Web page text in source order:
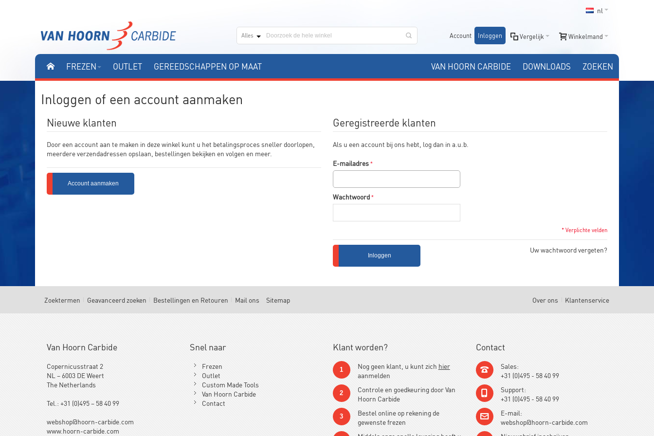
nl
Alles Winkelmand
Vergelijk
Account Inloggen
FREZEN OUTLET GEREEDSCHAPPEN OP MAAT ZOEKEN
DOWNLOADS
VAN HOORN CARBIDE
Inloggen of een account aanmaken
Nieuwe klanten
Door een account aan te maken in deze winkel kunt u het betalingsproces sneller doorlopen,
meerdere verzendadressen opslaan, bestellingen bekijken en volgen en meer.
Account aanmaken
Geregistreerde klanten
Als u een account bij ons hebt, log dan in a.u.b.
E-mailadres
Wachtwoord
* Verplichte velden
Uw wachtwoord vergeten?
Inloggen
Zoektermen Geavanceerd zoeken Bestellingen en Retouren Mail ons Sitemap Over ons Klantenservice
Van Hoorn Carbide
Copernicusstraat 2
NL – 6003 DE Weert
The Netherlands
Tel.: +31 (0)495 – 58 40 99
webshop@hoorn-carbide.com
www.hoorn-carbide.com
Snel naar
Frezen
Outlet
Custom Made Tools
Van Hoorn Carbide
Contact
Klant worden?
1 Nog geen klant, u kunt zich hier
aanmelden
2
Controle en goedkeuring door Van
Hoorn Carbide
3
Bestel online op rekening de
gewenste frezen
Contact
Sales:
+31 (0)495 - 58 40 99
Support:
+31 (0)495 - 58 40 99
E-mail:
webshop@hoorn-carbide.com